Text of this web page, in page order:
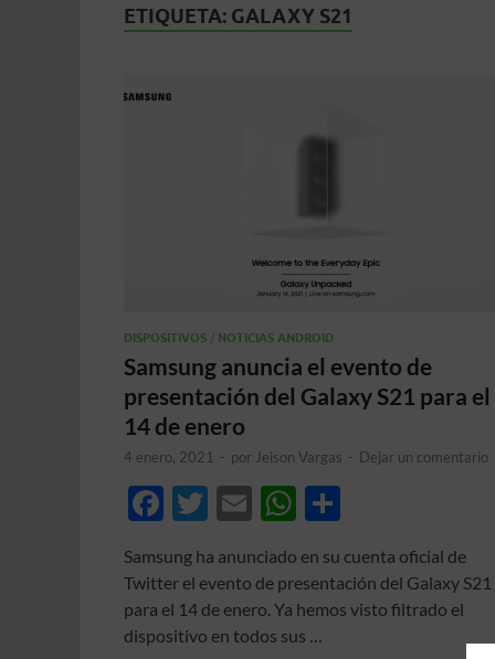
ETIQUETA: GALAXY S21
DISPOSITIVOS NOTICIAS ANDROID
Samsung anuncia el evento de
presentación del Galaxy S21 para el
14 de enero
4 enero, 2021 - por Jeison Vargas - Dejar un comentario
F
e
b
o
T
itt
er
E
ail
W
at
s
A
m
p
Samsung ha anunciado en su cuenta oficial de
Twitter el evento de presentación del Galaxy S21
para el 14 de enero. Ya hemos visto filtrado el
dispositivo en todos sus …